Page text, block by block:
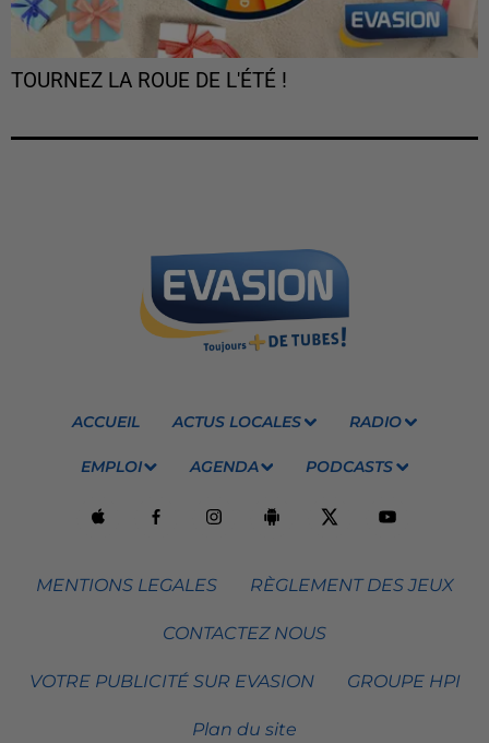
TOURNEZ LA ROUE DE L'ÉTÉ !
ACCUEIL ACTUS LOCALES RADIO
EMPLOI AGENDA PODCASTS
MENTIONS LEGALES RÈGLEMENT DES JEUX
CONTACTEZ NOUS
VOTRE PUBLICITÉ SUR EVASION GROUPE HPI
Plan du site